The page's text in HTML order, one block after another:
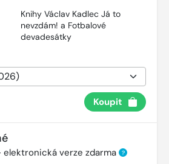
Knihy Václav Kadlec Já to
nevzdám! a Fotbalové
devadesátky
Koupit
elektronická verze zdarma ?